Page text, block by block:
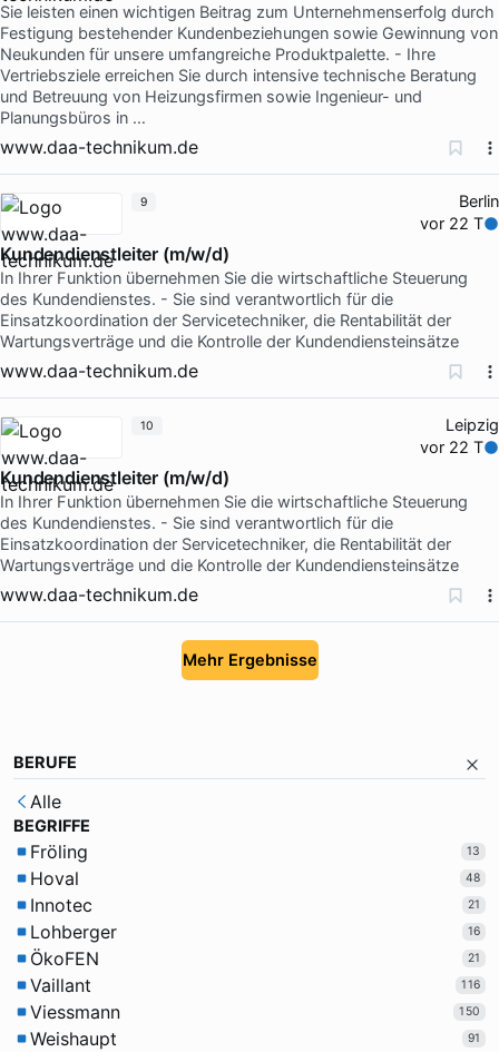
Sie leisten einen wichtigen Beitrag zum Unternehmenserfolg durch
Festigung bestehender Kundenbeziehungen sowie Gewinnung von
Neukunden für unsere umfangreiche Produktpalette. - Ihre
Vertriebsziele erreichen Sie durch intensive technische Beratung
und Betreuung von Heizungsfirmen sowie Ingenieur- und
Planungsbüros in …
www.daa-technikum.de
Berlin
vor 22 T
Kundendienstleiter (m/w/d)
In Ihrer Funktion übernehmen Sie die wirtschaftliche Steuerung
des Kundendienstes. - Sie sind verantwortlich für die
Einsatzkoordination der Servicetechniker, die Rentabilität der
Wartungsverträge und die Kontrolle der Kundendiensteinsätze
www.daa-technikum.de
9
Leipzig
vor 22 T
Kundendienstleiter (m/w/d)
In Ihrer Funktion übernehmen Sie die wirtschaftliche Steuerung
des Kundendienstes. - Sie sind verantwortlich für die
Einsatzkoordination der Servicetechniker, die Rentabilität der
Wartungsverträge und die Kontrolle der Kundendiensteinsätze
www.daa-technikum.de
10
Mehr Ergebnisse
BERUFE
Alle
BEGRIFFE
Fröling 13
Hoval 48
Innotec 21
Lohberger 16
ÖkoFEN 21
Vaillant 116
Viessmann 150
Weishaupt 91